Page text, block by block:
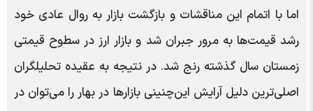
اما با اتمام این مناقشات و بازگشت بازار به روال عادی خود
رشد قیمت‌ها به مرور جبران شد و بازار ارز در سطوح قیمتی
زمستان سال گذشته رنج شد. در نتیجه به عقیده تحلیلگران
اصلی‌ترین دلیل آرایش این‌چنینی بازار‌ها در بهار را می‌توان در